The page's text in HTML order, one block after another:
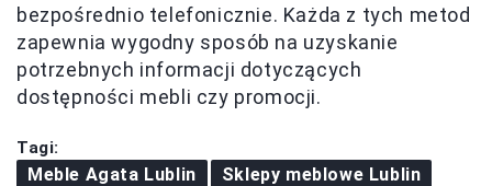
bezpośrednio telefonicznie. Każda z tych metod
zapewnia wygodny sposób na uzyskanie
potrzebnych informacji dotyczących
dostępności mebli czy promocji.
Tagi:
Meble Agata Lublin
Sklepy meblowe Lublin